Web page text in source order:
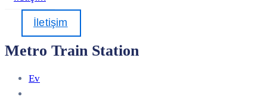
İletişim
Metro Train Station
Ev